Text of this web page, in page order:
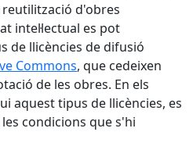
reutilització d'obres
intel·lectual es pot
de llicències de difusió
Commons, que cedeixen
de les obres. En els
aquest tipus de llicències, es
condicions que s'hi